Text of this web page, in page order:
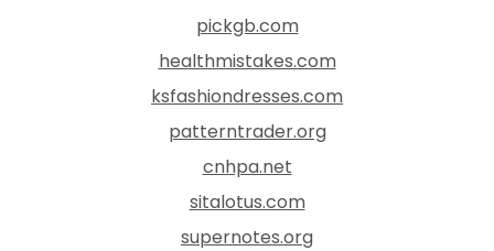
pickgb.com
healthmistakes.com
ksfashiondresses.com
patterntrader.org
cnhpa.net
sitalotus.com
supernotes.org